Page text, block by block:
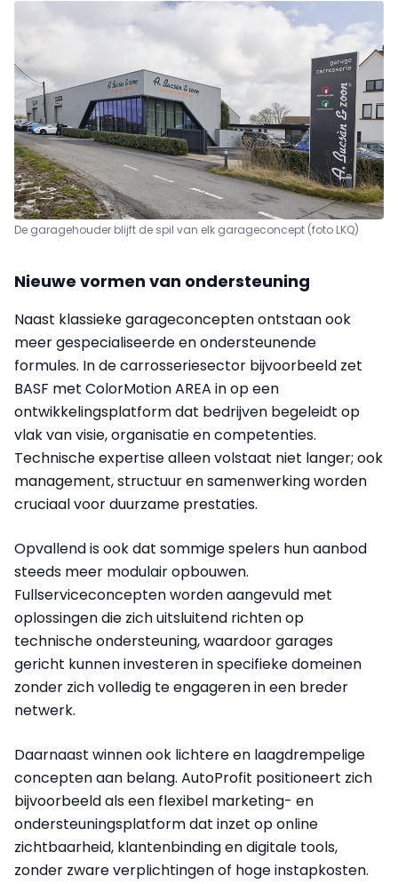
De garagehouder blijft de spil van elk garageconcept (foto LKQ)
Nieuwe vormen van ondersteuning
Naast klassieke garageconcepten ontstaan ook
meer gespecialiseerde en ondersteunende
formules. In de carrosseriesector bijvoorbeeld zet
BASF met ColorMotion AREA in op een
ontwikkelingsplatform dat bedrijven begeleidt op
vlak van visie, organisatie en competenties.
Technische expertise alleen volstaat niet langer; ook
management, structuur en samenwerking worden
cruciaal voor duurzame prestaties.
Opvallend is ook dat sommige spelers hun aanbod
steeds meer modulair opbouwen.
Fullserviceconcepten worden aangevuld met
oplossingen die zich uitsluitend richten op
technische ondersteuning, waardoor garages
gericht kunnen investeren in specifieke domeinen
zonder zich volledig te engageren in een breder
netwerk.
Daarnaast winnen ook lichtere en laagdrempelige
concepten aan belang. AutoProfit positioneert zich
bijvoorbeeld als een flexibel marketing- en
ondersteuningsplatform dat inzet op online
zichtbaarheid, klantenbinding en digitale tools,
zonder zware verplichtingen of hoge instapkosten.